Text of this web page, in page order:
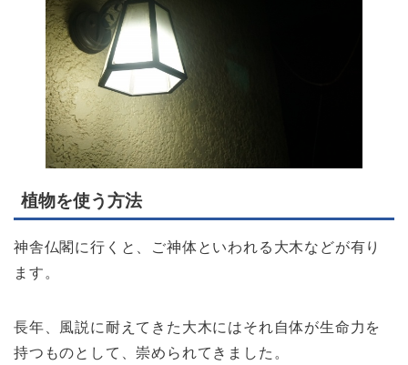
植物を使う方法
神舎仏閣に行くと、ご神体といわれる大木などが有り
ます。
長年、風説に耐えてきた大木にはそれ自体が生命力を
持つものとして、崇められてきました。